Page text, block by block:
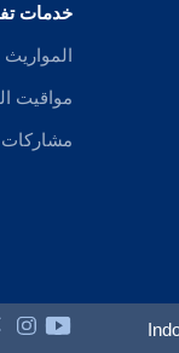
خدمات
المواريث
مواقيت
مشاركات